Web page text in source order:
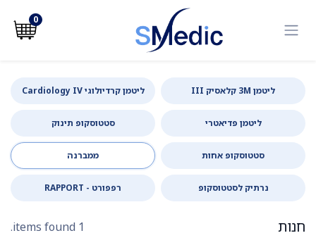
0
ליטמן 3M קלאסיק III ליטמן קרדיולוגי Cardiology IV
ליטמן פדיאטרי סטטוסקופ תינוק
סטטוסקופ אחות ממברנה
נרתיק לסטטוסקופ רפפורט - RAPPORT
חנות 1 items found.